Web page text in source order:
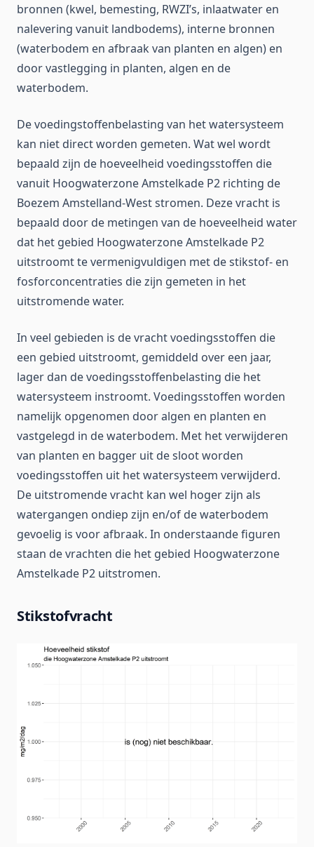
bronnen (kwel, bemesting, RWZI’s, inlaatwater en
nalevering vanuit landbodems), interne bronnen
(waterbodem en afbraak van planten en algen) en
door vastlegging in planten, algen en de
waterbodem.
De voedingstoffenbelasting van het watersysteem
kan niet direct worden gemeten. Wat wel wordt
bepaald zijn de hoeveelheid voedingsstoffen die
vanuit Hoogwaterzone Amstelkade P2 richting de
Boezem Amstelland-West stromen. Deze vracht is
bepaald door de metingen van de hoeveelheid water
dat het gebied Hoogwaterzone Amstelkade P2
uitstroomt te vermenigvuldigen met de stikstof- en
fosforconcentraties die zijn gemeten in het
uitstromende water.
In veel gebieden is de vracht voedingsstoffen die
een gebied uitstroomt, gemiddeld over een jaar,
lager dan de voedingsstoffenbelasting die het
watersysteem instroomt. Voedingsstoffen worden
namelijk opgenomen door algen en planten en
vastgelegd in de waterbodem. Met het verwijderen
van planten en bagger uit de sloot worden
voedingsstoffen uit het watersysteem verwijderd.
De uitstromende vracht kan wel hoger zijn als
watergangen ondiep zijn en/of de waterbodem
gevoelig is voor afbraak. In onderstaande figuren
staan de vrachten die het gebied Hoogwaterzone
Amstelkade P2 uitstromen.
Stikstofvracht